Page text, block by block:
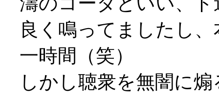
良く鳴ってましたし
一時間（笑）
しかし聴衆を無闇に